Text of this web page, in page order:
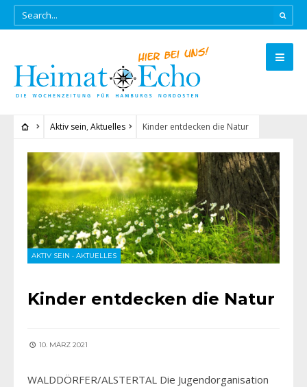
Aktiv sein, Aktuelles Kinder entdecken die Natur
AKTIV SEIN • AKTUELLES
Kinder entdecken die Natur
10. MÄRZ 2021
WALDDÖRFER/ALSTERTAL Die Jugendorganisation